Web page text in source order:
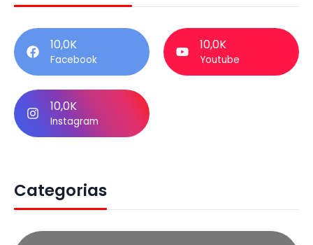
10,0K
Facebook
10,0K
Youtube
10,0K
Instagram
Categorias